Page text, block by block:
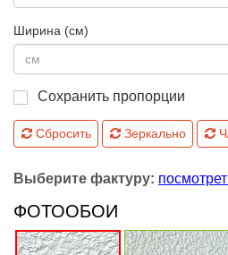
Ширина (см)
Сохранить пропорции
Сбросить Зеркально
Выберите фактуру:
ФОТООБОИ